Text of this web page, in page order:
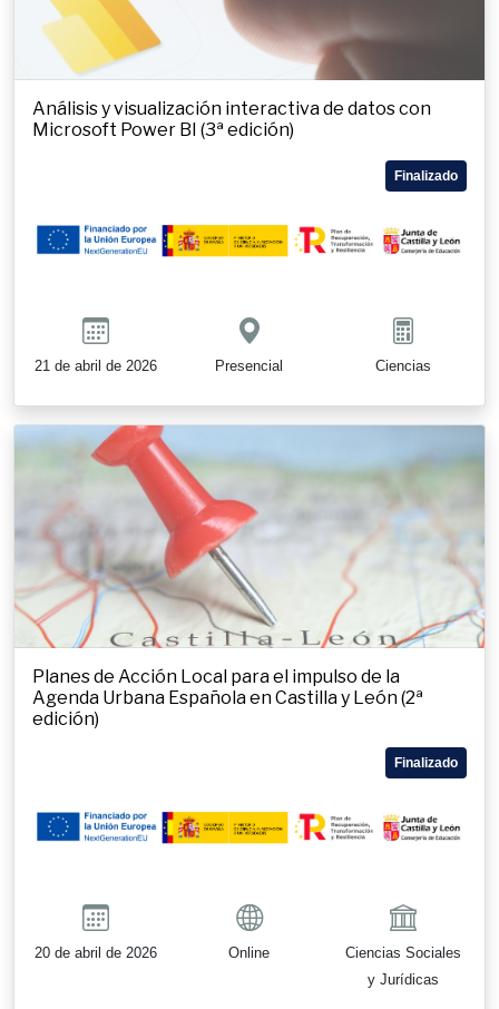
Análisis y visualización interactiva de datos con
Microsoft Power BI (3ª edición)
Finalizado
21 de abril de 2026 Presencial Ciencias
Planes de Acción Local para el impulso de la
Agenda Urbana Española en Castilla y León (2ª
edición)
Finalizado
20 de abril de 2026 Online
Ciencias Sociales
y Jurídicas